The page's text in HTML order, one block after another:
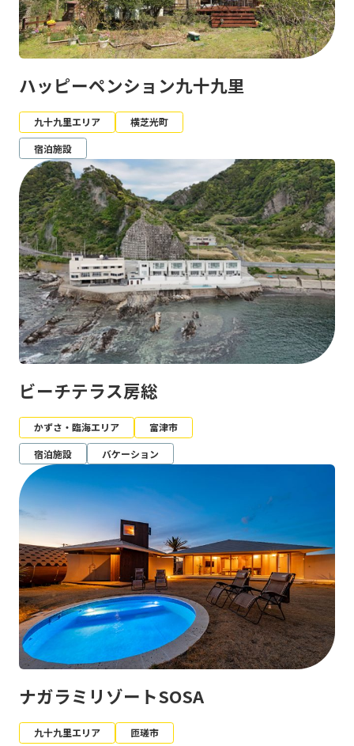
ハッピーペンション九十九里
九十九里エリア
横芝光町
宿泊施設
ビーチテラス房総
かずさ・臨海エリア
富津市
宿泊施設
バケーション
ナガラミリゾートSOSA
九十九里エリア 匝瑳市